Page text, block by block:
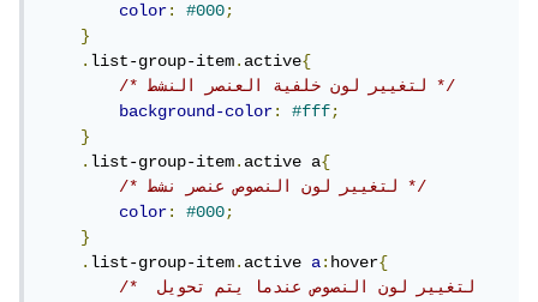
color: #000;
}
.list-group-item.active{
/* لتغيير لون خلفية العنصر النشط */
background-color: #fff;
}
.list-group-item.active a{
/* لتغيير لون النصوص عنصر نشط */
color: #000;
}
.list-group-item.active a:hover{
/* لتغيير لون النصوص عندما يتم تحويل